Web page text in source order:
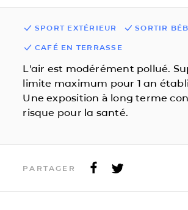
SPORT EXTÉRIEUR SORTIR
CAFÉ EN TERRASSE
L'air est modérément pollué.
limite maximum pour 1 an
Une exposition à long terme
risque pour la santé.
PARTAGER